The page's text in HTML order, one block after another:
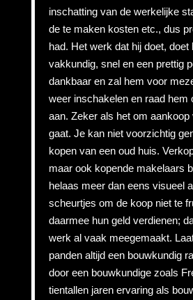
inschatting van de werkelijke
de te maken kosten etc., dus
had. Het werk dat hij doet, doet
vakkundig, snel en een prettig
dankbaar en zal hem voor
weer inschakelen en raad hem
aan. Zeker als het om aankoop
gaat. Je kan niet voorzichtig
kopen van een oud huis.
maar ook kopende makelaars
helaas meer dan eens visueel
scheurtjes om de koop niet te
daarmee hun geld verdienen;
werk al vaak meegemaakt.
panden altijd een bouwkundig
door een bouwkundige zoals
tientallen jaren ervaring als